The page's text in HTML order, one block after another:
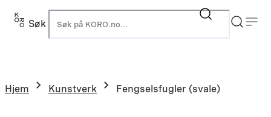
Hopp
Søk
Hjem Kunstverk Fengselsfugler (svale)